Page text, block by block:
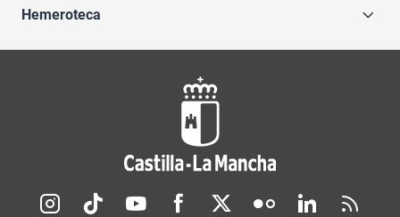
Hemeroteca
Redes sociales JCCM